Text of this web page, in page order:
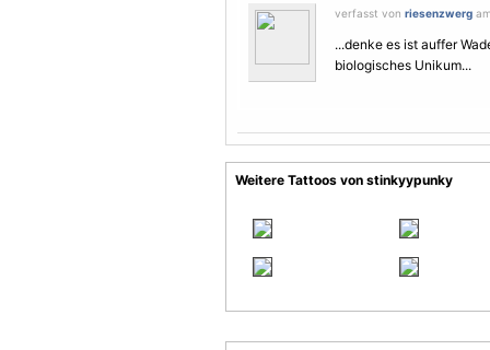
verfasst von riesenzwerg
...denke es ist auffer
biologisches Unikum...
Weitere Tattoos von stinkyypunky